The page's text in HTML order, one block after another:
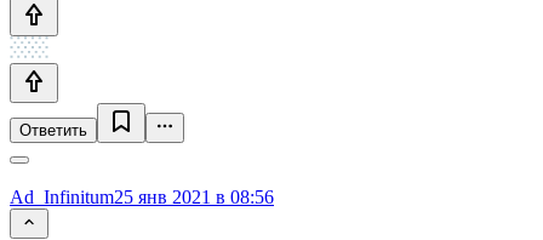
Ответить
Ad_Infinitum25 янв 2021 в 08:56